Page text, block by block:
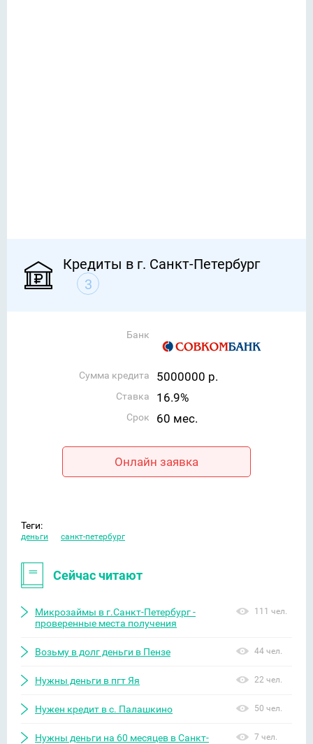
Кредиты в г. Санкт-Петербург
3
Банк
Сумма кредита 5000000 р.
Ставка 16.9%
Срок 60 мес.
Онлайн заявка
Теги:
деньги санкт-петербург
Сейчас читают
Микрозаймы в г.Санкт-Петербург -
проверенные места получения
111 чел.
Возьму в долг деньги в Пензе 44 чел.
Нужны деньги в пгт Яя 22 чел.
Нужен кредит в с. Палашкино 50 чел.
Нужны деньги на 60 месяцев в Санкт-
7 чел.